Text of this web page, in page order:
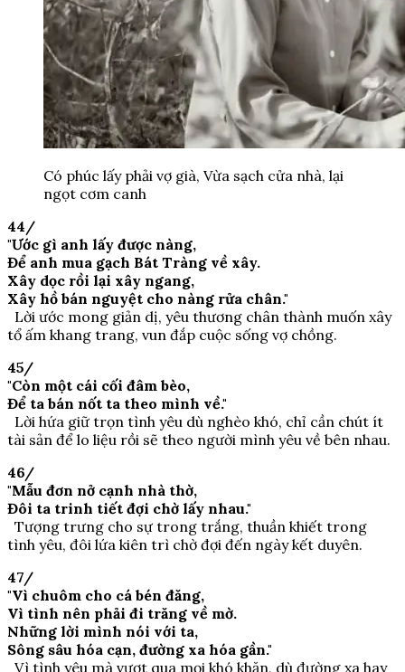
Có phúc lấy phải vợ già, Vừa sạch cửa nhà, lại
ngọt cơm canh
44/
"Ước gì anh lấy được nàng,
Để anh mua gạch Bát Tràng về xây.
Xây dọc rồi lại xây ngang,
Xây hồ bán nguyệt cho nàng rửa chân."
Lời ước mong giản dị, yêu thương chân thành muốn xây
tổ ấm khang trang, vun đắp cuộc sống vợ chồng.
45/
"Còn một cái cối đâm bèo,
Để ta bán nốt ta theo mình về."
Lời hứa giữ trọn tình yêu dù nghèo khó, chỉ cần chút ít
tài sản để lo liệu rồi sẽ theo người mình yêu về bên nhau.
46/
"Mẫu đơn nở cạnh nhà thờ,
Đôi ta trinh tiết đợi chờ lấy nhau."
Tượng trưng cho sự trong trắng, thuần khiết trong
tình yêu, đôi lứa kiên trì chờ đợi đến ngày kết duyên.
47/
"Vì chuôm cho cá bén đăng,
Vì tình nên phải đi trăng về mờ.
Những lời mình nói với ta,
Sông sâu hóa cạn, đường xa hóa gần."
Vì tình yêu mà vượt qua mọi khó khăn, dù đường xa hay